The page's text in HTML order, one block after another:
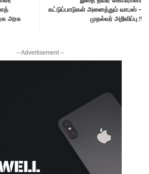
அரசு
கட்டுப்பாடுகள் அனைத்தும் வாபஸ் –
முதல்வர் அறிவிப்பு.!!
– Advertisement –